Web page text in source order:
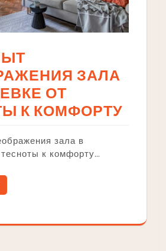
ЗАЛА
ОТ
К КОМФОРТУ
зала в
к комфорту…